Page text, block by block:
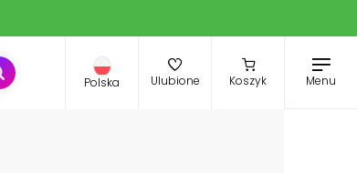
Polska Ulubione Koszyk Menu